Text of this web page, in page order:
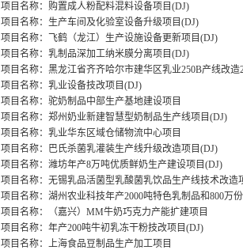
项目名称：购置成人粉配料混料设备项目(DJ)
项目名称：生产车间及化验室设备升级项目(DJ)
项目名称：飞鹤（龙江）生产设施设备更新项目(DJ)
项目名称：乳制品深加工纳米膜分离项目(DJ)
项目名称：黑龙江省齐齐哈尔市建华区乳业250B产线改造
项目名称：乳业设备技改项目(DJ)
项目名称：驼奶制品中部生产基地建设项目
项目名称：郑州奶业新建智慧型奶制品生产线项目(DJ)
项目名称：乳业华东区域仓储物流中心项目
项目名称：巴氏杀菌乳灌装生产线升级改造项目(DJ)
项目名称：潍坊年产8万吨优质鲜奶生产建设项目(DJ)
项目名称：无锡乳品活菌型乳酸菌乳饮品生产线技术改造
项目名称：湖州农业科技年产2000吨特色乳制品和800万
项目名称：（嘉兴）MM牛奶巧克力产能扩建项目
项目名称：年产200吨牛初乳冻干粉技改项目(DJ)
项目名称：上海食品豆制品生产加工项目